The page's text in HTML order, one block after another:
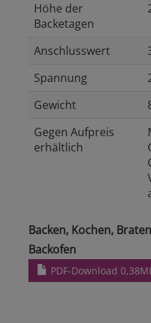
Höhe der
Backetagen
Anschlusswert
Spannung
Gewicht
Gegen Aufpreis
erhältlich
Backen, Kochen,
Backofen
PDF-Download